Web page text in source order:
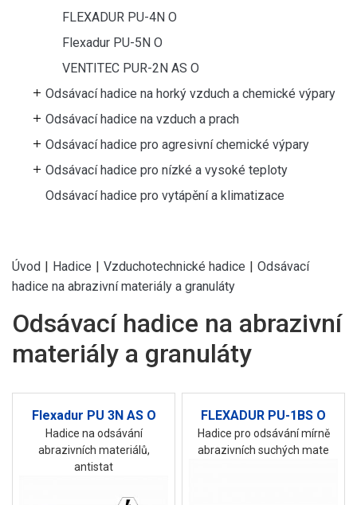
FLEXADUR PU-4N O
Flexadur PU-5N O
VENTITEC PUR-2N AS O
Odsávací hadice na horký vzduch a chemické výpary
Odsávací hadice na vzduch a prach
Odsávací hadice pro agresivní chemické výpary
Odsávací hadice pro nízké a vysoké teploty
Odsávací hadice pro vytápění a klimatizace
Úvod | Hadice | Vzduchotechnické hadice | Odsávací
hadice na abrazivní materiály a granuláty
Odsávací hadice na abrazivní
materiály a granuláty
Flexadur PU 3N AS O
Hadice na odsávání
abrazivních materiálů,
antistat
FLEXADUR PU-1BS O
Hadice pro odsávání mírně
abrazivních suchých mate